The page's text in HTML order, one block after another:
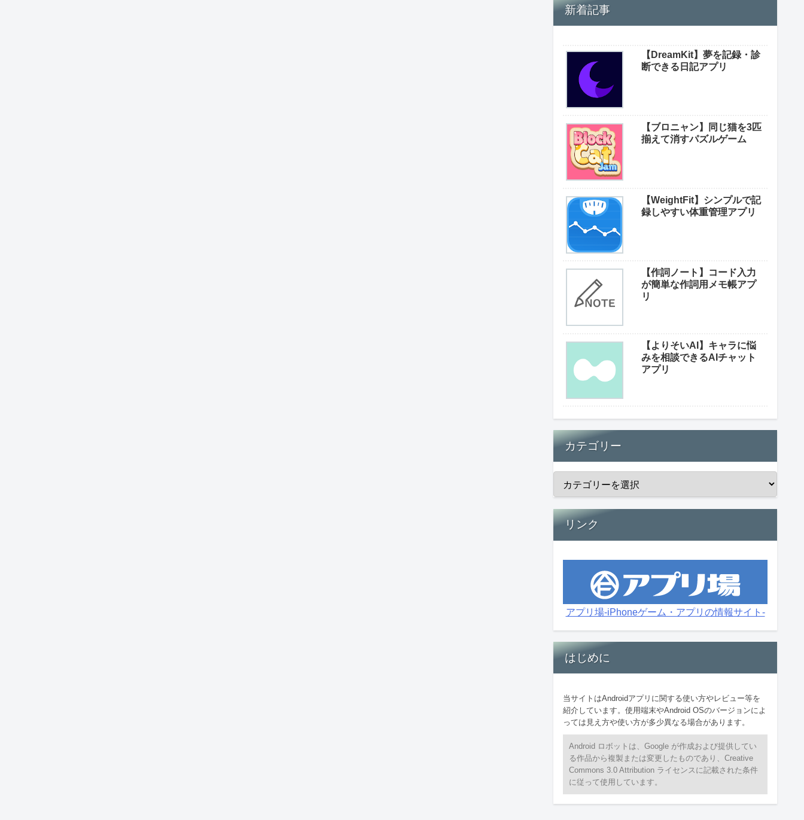
新着記事
【DreamKit】夢を記録・診
断できる日記アプリ
【ブロニャン】同じ猫を3匹
揃えて消すパズルゲーム
【WeightFit】シンプルで記
録しやすい体重管理アプリ
【作詞ノート】コード入力
が簡単な作詞用メモ帳アプ
リ
【よりそいAI】キャラに悩
みを相談できるAIチャット
アプリ
カテゴリー
リンク
アプリ場-iPhoneゲーム・アプリの情報サイト-
はじめに
当サイトはAndroidアプリに関する使い方やレビュー等を
紹介しています。使用端末やAndroid OSのバージョンによ
っては見え方や使い方が多少異なる場合があります。
Android ロボットは、Google が作成および提供してい
る作品から複製または変更したものであり、Creative
Commons 3.0 Attribution ライセンスに記載された条件
に従って使用しています。